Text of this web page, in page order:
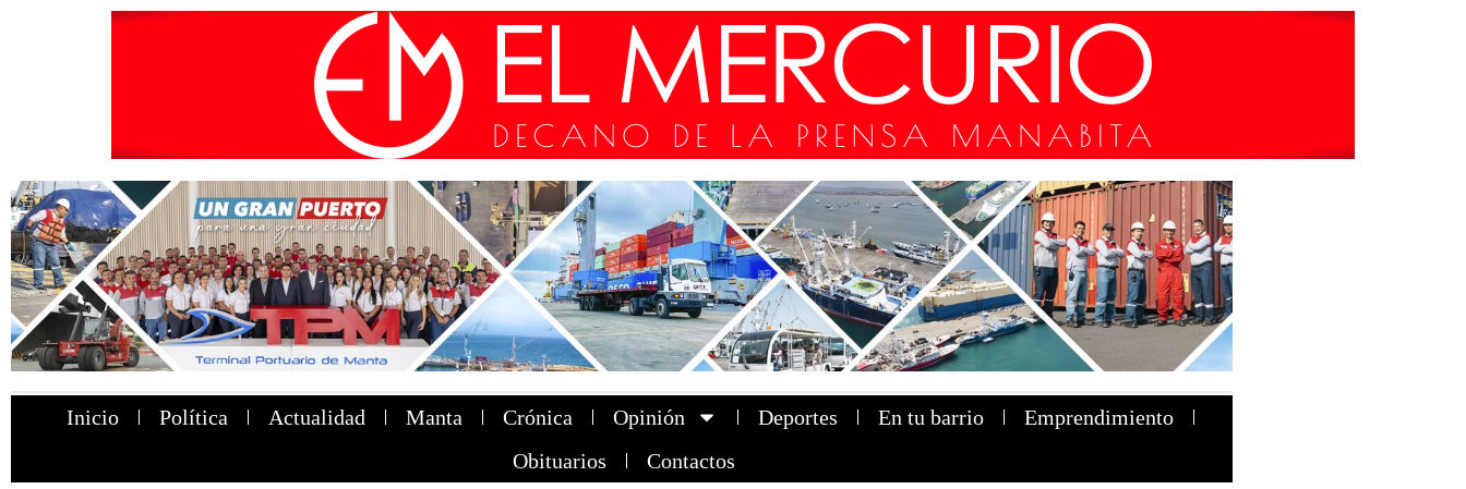
Inicio Política Actualidad Manta Crónica Opinión Deportes En tu barrio
Emprendimiento
Obituarios
Contactos